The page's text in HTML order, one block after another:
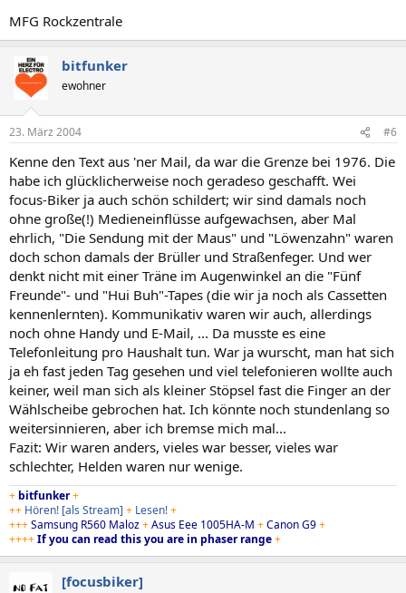
MFG Rockzentrale
bitfunker
ewohner
23. März 2004 #6
Kenne den Text aus 'ner Mail, da war die Grenze bei 1976. Die
habe ich glücklicherweise noch geradeso geschafft. Wei
focus-Biker ja auch schön schildert; wir sind damals noch
ohne große(!) Medieneinflüsse aufgewachsen, aber Mal
ehrlich, "Die Sendung mit der Maus" und "Löwenzahn" waren
doch schon damals der Brüller und Straßenfeger. Und wer
denkt nicht mit einer Träne im Augenwinkel an die "Fünf
Freunde"- und "Hui Buh"-Tapes (die wir ja noch als Cassetten
kennenlernten). Kommunikativ waren wir auch, allerdings
noch ohne Handy und E-Mail, ... Da musste es eine
Telefonleitung pro Haushalt tun. War ja wurscht, man hat sich
ja eh fast jeden Tag gesehen und viel telefonieren wollte auch
keiner, weil man sich als kleiner Stöpsel fast die Finger an der
Wählscheibe gebrochen hat. Ich könnte noch stundenlang so
weitersinnieren, aber ich bremse mich mal...
Fazit: Wir waren anders, vieles war besser, vieles war
schlechter, Helden waren nur wenige.
+ bitfunker+
++ Hören! [als Stream] + Lesen!+
+++Samsung R560 Maloz+Asus Eee 1005HA-M +Canon G9+
++++If you can read this you are in phaser range+
[focusbiker]